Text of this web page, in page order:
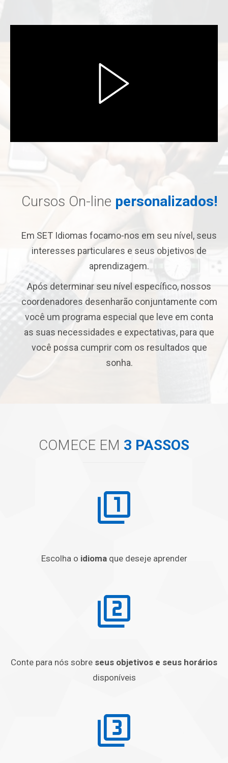
Video
Cursos On-line personalizados!
Em SET Idiomas focamo-nos em seu nível, seus
interesses particulares e seus objetivos de
aprendizagem.
Após determinar seu nível específico, nossos
coordenadores desenharão conjuntamente com
você um programa especial que leve em conta
as suas necessidades e expectativas, para que
você possa cumprir com os resultados que
sonha.
COMECE EM 3 PASSOS
Escolha o idiomaque deseje aprender
Conte para nós sobre seus objetivos e seus horários
disponíveis